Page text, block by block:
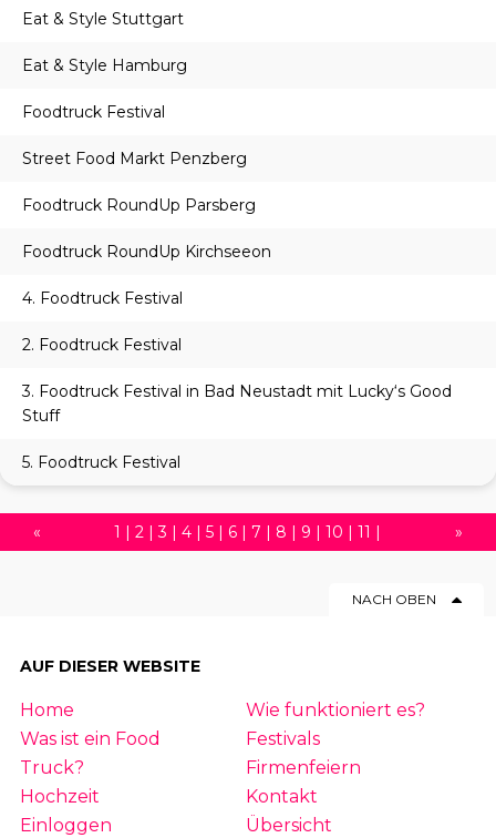
Eat & Style Stuttgart
Eat & Style Hamburg
Foodtruck Festival
Street Food Markt Penzberg
Foodtruck RoundUp Parsberg
Foodtruck RoundUp Kirchseeon
4. Foodtruck Festival
2. Foodtruck Festival
3. Foodtruck Festival in Bad Neustadt mit Lucky‘s Good
Stuff
5. Foodtruck Festival
« 1 |2 |3 |4 |5 | 6 |7 | 8 | 9 |10 |11 |
»
NACH OBEN
AUF DIESER WEBSITE
Home
Wie funktioniert es?
Was ist ein Food
Truck?
Festivals
Firmenfeiern
Hochzeit
Kontakt
Einloggen
Übersicht